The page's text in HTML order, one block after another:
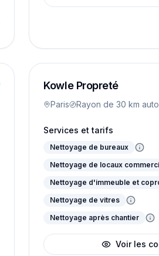
Kowle Propreté
Paris Rayon de 30 km
Services et tarifs
Nettoyage de bureaux
Nettoyage de locaux
Nettoyage d'immeuble et
Nettoyage de vitres
Nettoyage après chantier
Voir les